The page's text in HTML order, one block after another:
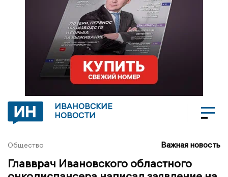
ИВАНОВСКИЕ
НОВОСТИ
Общество Важная новость
Главврач Ивановского областного